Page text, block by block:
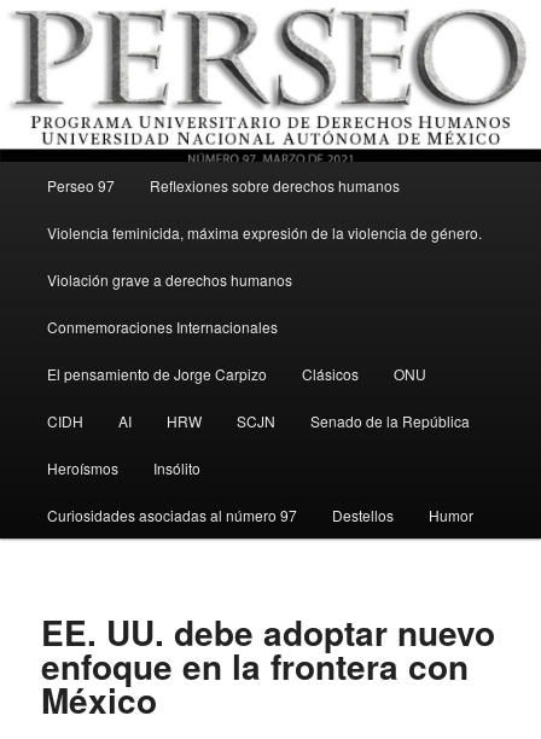
Perseo – PUDH UNAM
Ir al contenido secundario
Perseo 97 Reflexiones sobre derechos humanos
Violencia feminicida, máxima expresión de la violencia de género.
Violación grave a derechos humanos
Conmemoraciones Internacionales
El pensamiento de Jorge Carpizo Clásicos ONU
CIDH AI HRW SCJN Senado de la República
Heroísmos Insólito
Curiosidades asociadas al número 97 Destellos Humor
EE. UU. debe adoptar nuevo
enfoque en la frontera con
México